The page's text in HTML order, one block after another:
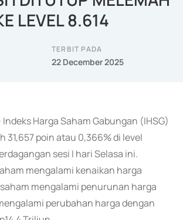
LEVEL 8.614
TERBIT PADA
22 December 2025
Harga Saham Gabungan (IHSG)
31,657 poin atau 0,366% di level
sesi I hari Selasa ini.
mengalami kenaikan harga
mengalami penurunan harga
perubahan harga dengan